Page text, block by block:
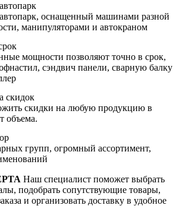
оснащенный машинами разной
манипуляторами и автокраном
мощности позволяют точно в срок,
сэндвич панели, сварную балку
скидок
скидки на любую продукцию в
объема.
групп, огромный ассортимент,
Наш специалист поможет выбрать
подобрать сопутствующие товары,
и организовать доставку в удобное